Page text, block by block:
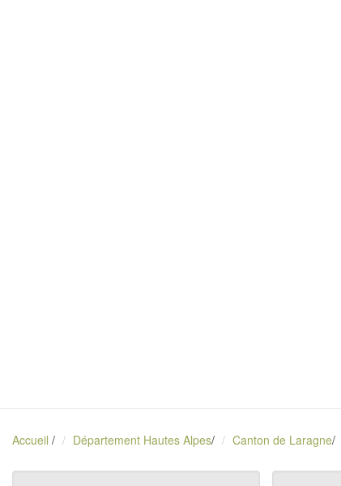
Accueil / Département Hautes Alpes/ Canton de Laragne/